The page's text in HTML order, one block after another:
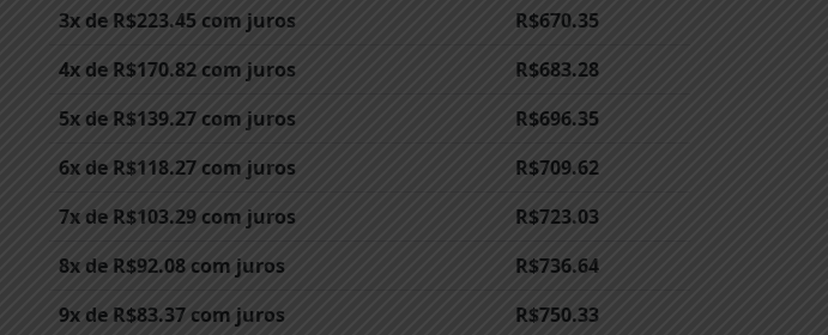
3x de R$223.45 com juros R$670.35
4x de R$170.82com juros R$683.28
5x de R$139.27com juros R$696.35
6x de R$118.27com juros R$709.62
7x de R$103.29 com juros R$723.03
8x de R$92.08 com juros R$736.64
9x de R$83.37 com juros R$750.33